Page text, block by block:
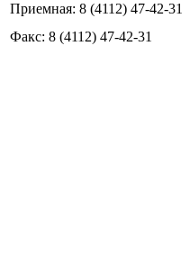
Приемная: 8 (4112) 47-42-31
Факс: 8 (4112) 47-42-31